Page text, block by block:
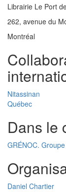
Librairie Le Port
262, avenue du
Montréal
Nitassinan
Québec
Dans le
GRÉNOC.
Daniel Chartier